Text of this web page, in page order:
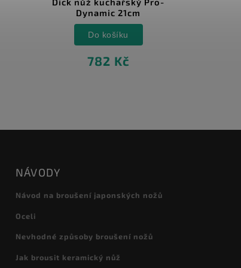
cm
1 767 Kč
Do košíku
NÁVODY
Návod na broušení japonských nožů
Oceli
Nevhodné způsoby broušení nožů
Jak brousit keramický nůž